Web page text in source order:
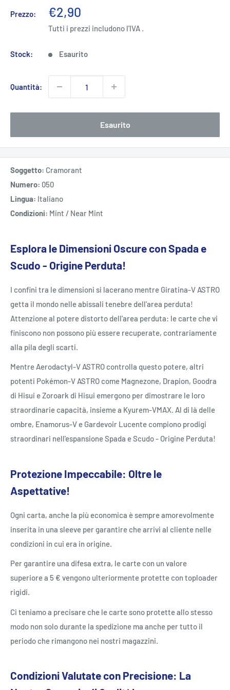
Prezzo:
Prezzo
scontato
€2,90
Tutti i prezzi includono l'IVA .
Stock: Esaurito
Quantità:
Esaurito
Soggetto: Cramorant
Numero: 050
Lingua: Italiano
Condizioni: Mint / Near Mint
Esplora le Dimensioni Oscure con Spada e
Scudo - Origine Perduta!
I confini tra le dimensioni si lacerano mentre Giratina-V ASTRO
getta il mondo nelle abissali tenebre dell'area perduta!
Attenzione al potere distorto dell'area perduta: le carte che vi
finiscono non possono più essere recuperate, contrariamente
alla pila degli scarti.
Mentre Aerodactyl-V ASTRO controlla questo potere, altri
potenti Pokémon-V ASTRO come Magnezone, Drapion, Goodra
di Hisui e Zoroark di Hisui emergono per dimostrare le loro
straordinarie capacità, insieme a Kyurem-VMAX. Al di là delle
ombre, Enamorus-V e Gardevoir Lucente compiono prodigi
straordinari nell'espansione Spada e Scudo - Origine Perduta!
Protezione Impeccabile: Oltre le
Aspettative!
Ogni carta, anche la più economica è sempre amorevolmente
inserita in una sleeve per garantire che arrivi al cliente nelle
condizioni in cui era in origine.
Per garantire una difesa extra, le carte con un valore
superiore a 5 € vengono ulteriormente protette con toploader
rigidi.
Ci teniamo a precisare che le carte sono protette allo stesso
modo non solo durante la spedizione ma anche per tutto il
periodo che rimangono nei nostri magazzini.
Condizioni Valutate con Precisione: La